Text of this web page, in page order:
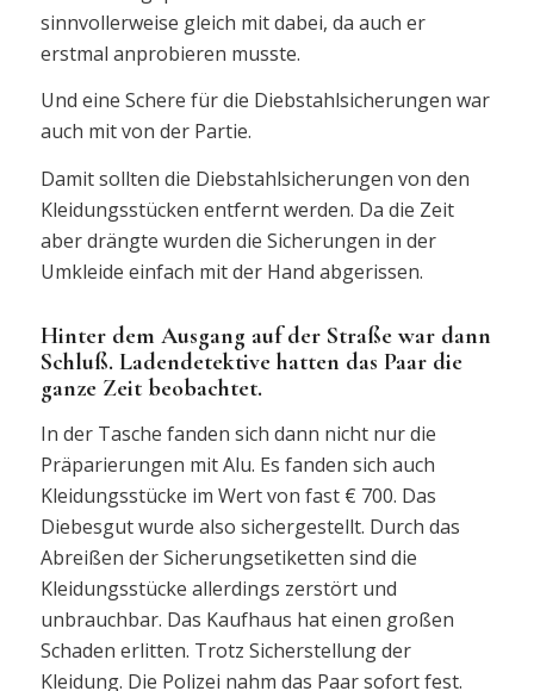
sinnvollerweise gleich mit dabei, da auch er
erstmal anprobieren musste.
Und eine Schere für die Diebstahlsicherungen war
auch mit von der Partie.
Damit sollten die Diebstahlsicherungen von den
Kleidungsstücken entfernt werden. Da die Zeit
aber drängte wurden die Sicherungen in der
Umkleide einfach mit der Hand abgerissen.
Hinter dem Ausgang auf der Straße war dann
Schluß. Ladendetektive hatten das Paar die
ganze Zeit beobachtet.
In der Tasche fanden sich dann nicht nur die
Präparierungen mit Alu. Es fanden sich auch
Kleidungsstücke im Wert von fast € 700. Das
Diebesgut wurde also sichergestellt. Durch das
Abreißen der Sicherungsetiketten sind die
Kleidungsstücke allerdings zerstört und
unbrauchbar. Das Kaufhaus hat einen großen
Schaden erlitten. Trotz Sicherstellung der
Kleidung. Die Polizei nahm das Paar sofort fest.